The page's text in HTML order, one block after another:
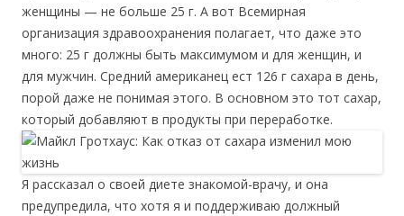
женщины — не больше 25 г. А вот Всемирная
организация здравоохранения полагает, что даже это
много: 25 г должны быть максимумом и для женщин, и
для мужчин. Средний американец ест 126 г сахара в день,
порой даже не понимая этого. В основном это тот сахар,
который добавляют в продукты при переработке.
Я рассказал о своей диете знакомой-врачу, и она
предупредила, что хотя я и поддерживаю должный